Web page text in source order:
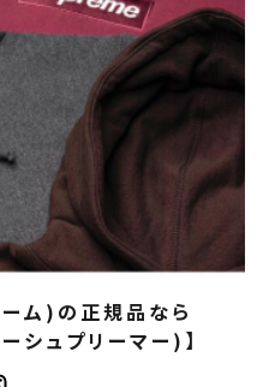
ム)の正規品なら
ュプリーマー)】